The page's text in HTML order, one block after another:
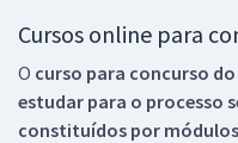
Cursos online para
O curso para concurso
estudar para o processo
constituídos por